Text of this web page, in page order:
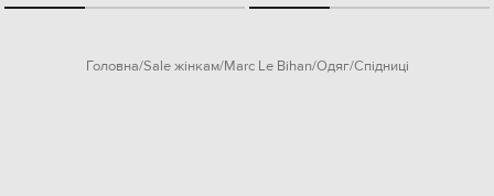
Головна Sale жінкам Marc Le Bihan Одяг Спідниці